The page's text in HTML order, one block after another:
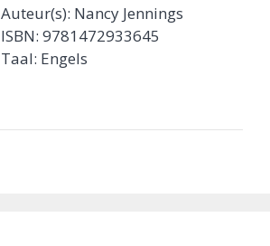
Auteur(s): Nancy Jennings
ISBN: 9781472933645
Taal: Engels